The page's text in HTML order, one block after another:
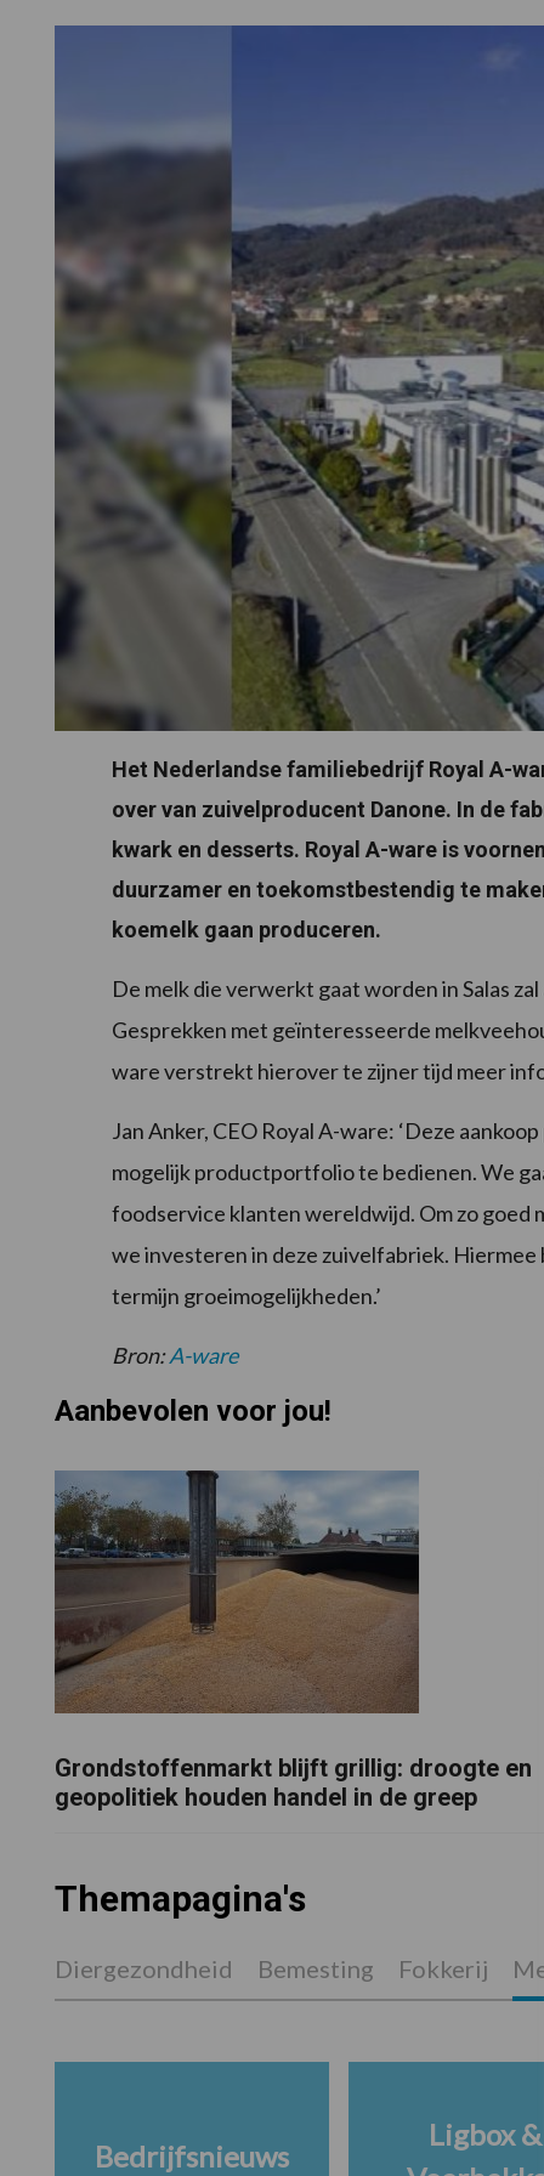
Het Nederlandse familiebedrijf Royal A-
over van zuivelproducent Danone. In de
kwark en desserts. Royal A-ware is
duurzamer en toekomstbestendig te
koemelk gaan produceren.
De melk die verwerkt gaat worden in Salas
Gesprekken met geïnteresseerde
ware verstrekt hierover te zijner tijd meer
Jan Anker, CEO Royal A-ware: ‘Deze
mogelijk productportfolio te bedienen. We
foodservice klanten wereldwijd. Om zo goed
we investeren in deze zuivelfabriek.
termijn groeimogelijkheden.’
Bron:A-ware
Aanbevolen voor jou!
Grondstoffenmarkt blijft grillig: droogte en
geopolitiek houden handel in de greep
Themapagina's
Diergezondheid Bemesting Fokkerij
Bedrijfsnieuws
Ligbox &